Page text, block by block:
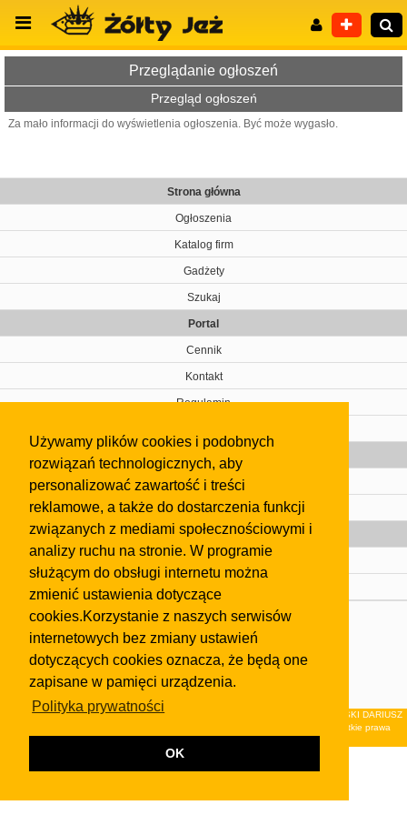
Używamy plików cookies i podobnych
rozwiązań technologicznych, aby
personalizować zawartość i treści
reklamowe, a także do dostarczenia funkcji
związanych z mediami społecznościowymi i
analizy ruchu na stronie. W programie
służącym do obsługi internetu można
zmienić ustawienia dotyczące
cookies.Korzystanie z naszych serwisów
internetowych bez zmiany ustawień
dotyczących cookies oznacza, że będą one
zapisane w pamięci urządzenia.
Polityka prywatności
OK
Przeglądanie ogłoszeń
Przegląd ogłoszeń
Za mało informacji do wyświetlenia ogłoszenia. Być może wygasło.
Strona główna
Ogłoszenia
Katalog firm
Gadżety
Szukaj
Portal
Cennik
Kontakt
Regulamin
Gazeta
Olkusz
Kontakt
Strefa dla biznesu
Biura nieruchomości
Dealerzy i autokomisy
Skontaktuj się z nami
regulaminuiPolityki Prywatności.
Klauzula FB
© 2026Wydawnictwo NEON sp. z o.o. (dawniej: FIRMA NEON MAREK KLUCZEWSKI DARIUSZ
KRAWCZYK s.c.) z siedzibą w Olkuszu, ul.Żuradzka 15, 32-300 Olkusz . Wszystkie prawa